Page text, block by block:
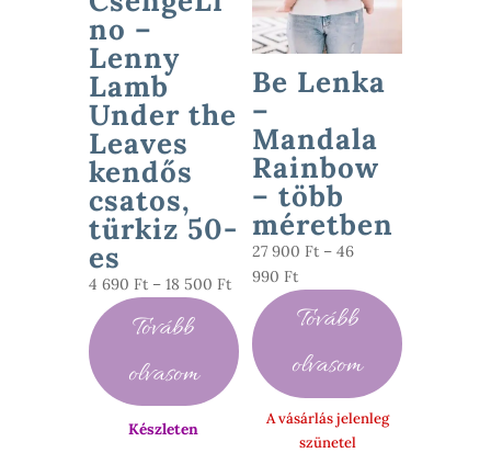
no –
Lenny
Lamb
Under the
Leaves
kendős
csatos,
türkiz 50-
es
4 690 Ft – 18 500 FtÁrtartomány:
690 Ft
18
500 Ft
Tovább
olvasom
Készleten
Be Lenka
–
Mandala
Rainbow
– több
méretben
27 900 Ft – 46
990 FtÁrtartomány:
900 Ft
46
990 Ft
Tovább
olvasom
A vásárlás jelenleg
szünetel